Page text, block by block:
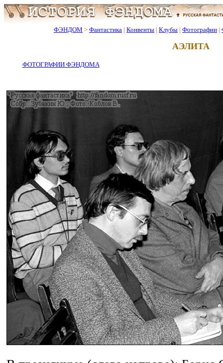
ФЭНДОМ > Фантастика | Конвенты | Клубы | Фотографии |
АЭЛИТА
ФОТОГРАФИИ ФЭНДОМА